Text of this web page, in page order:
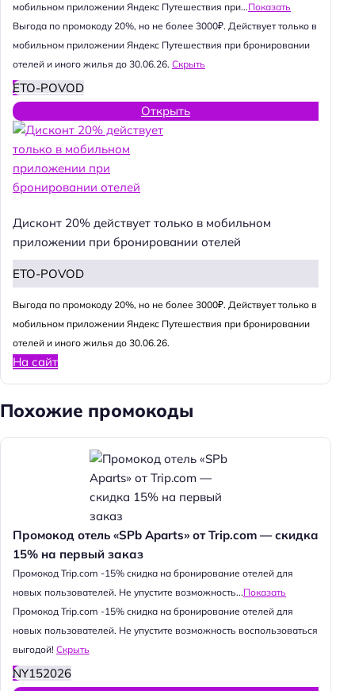
мобильном приложении Яндекс Путешествия при...Показать
Выгода по промокоду 20%, но не более 3000₽. Действует только в
мобильном приложении Яндекс Путешествия при бронировании
отелей и иного жилья до 30.06.26. Скрыть
ETO-POVOD
Открыть
Дисконт 20% действует только в мобильном
приложении при бронировании отелей
ETO-POVOD
Выгода по промокоду 20%, но не более 3000₽. Действует только в
мобильном приложении Яндекс Путешествия при бронировании
отелей и иного жилья до 30.06.26.
На сайт
Похожие промокоды
Промокод отель «SPb Aparts» от Trip.com — скидка
15% на первый заказ
Промокод Trip.com -15% скидка на бронирование отелей для
новых пользователей. Не упустите возможность...Показать
Промокод Trip.com -15% скидка на бронирование отелей для
новых пользователей. Не упустите возможность воспользоваться
выгодой! Скрыть
NY152026